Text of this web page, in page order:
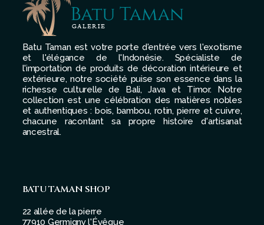
Batu Taman est votre porte d'entrée vers l'exotisme
et l'élégance de l'Indonésie. Spécialiste de
l'importation de produits de décoration intérieure et
extérieure, notre société puise son essence dans la
richesse culturelle de Bali, Java et Timor. Notre
collection est une célébration des matières nobles
et authentiques : bois, bambou, rotin, pierre et cuivre,
chacune racontant sa propre histoire d'artisanat
ancestral.
BATU TAMAN SHOP
22 allée de la pierre
77910 Germigny l'Évêque